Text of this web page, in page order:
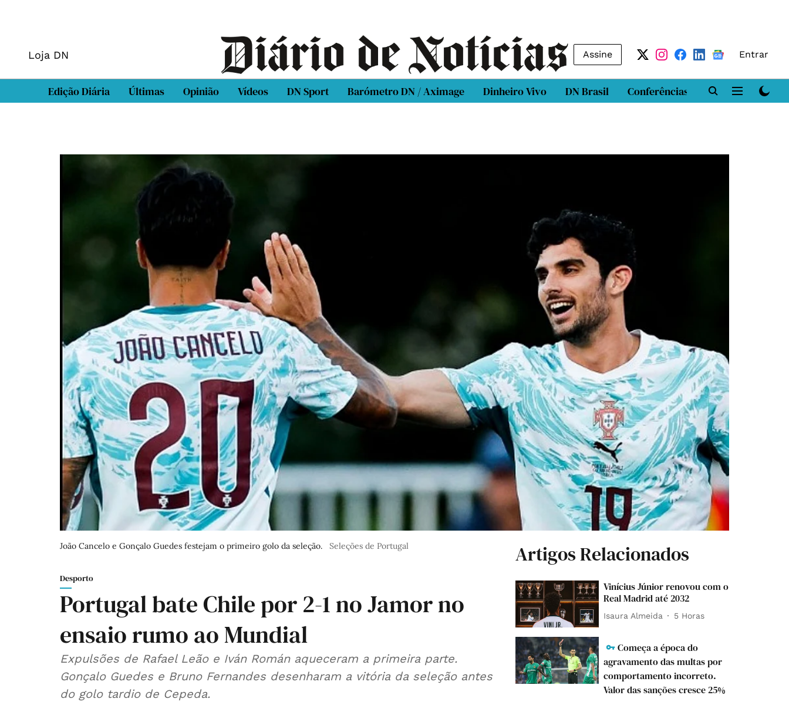
Loja DN Assine Entrar
Edição Diária Últimas Opinião Vídeos DN Sport Barómetro DN / Aximage Dinheiro Vivo DN Brasil Conferências DN LAB
João Cancelo e Gonçalo Guedes festejam o primeiro golo da seleção. Seleções de Portugal
Desporto
Portugal bate Chile por 2-1 no Jamor no
ensaio rumo ao Mundial
Expulsões de Rafael Leão e Iván Román aqueceram a primeira parte.
Gonçalo Guedes e Bruno Fernandes desenharam a vitória da seleção antes
do golo tardio de Cepeda.
Artigos Relacionados
Vinícius Júnior renovou com o
Real Madrid até 2032
Isaura Almeida 5 Horas
Começa a época do
agravamento das multas por
comportamento incorreto.
Valor das sanções cresce 25%